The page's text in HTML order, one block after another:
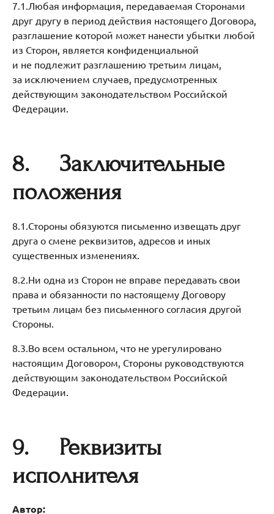
7.1.Любая информация, передаваемая Сторонами
друг другу в период действия настоящего Договора,
разглашение которой может нанести убытки любой
из Сторон, является конфиденциальной
и не подлежит разглашению третьим лицам,
за исключением случаев, предусмотренных
действующим законодательством Российской
Федерации.
8. Заключительные
положения
8.1.Стороны обязуются письменно извещать друг
друга о смене реквизитов, адресов и иных
существенных изменениях.
8.2.Ни одна из Сторон не вправе передавать свои
права и обязанности по настоящему Договору
третьим лицам без письменного согласия другой
Стороны.
8.3.Во всем остальном, что не урегулировано
настоящим Договором, Стороны руководствуются
действующим законодательством Российской
Федерации.
9. Реквизиты
исполнителя
Автор: